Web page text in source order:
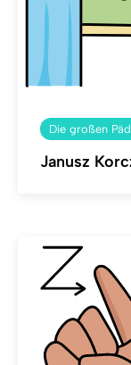
Die großen
Janusz